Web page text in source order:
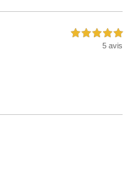
5,0 étoiles sur 5
5 avis